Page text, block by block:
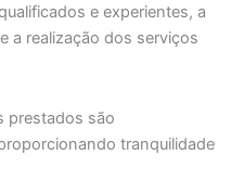
e experientes, a
a realização dos serviços
prestados são
tranquilidade